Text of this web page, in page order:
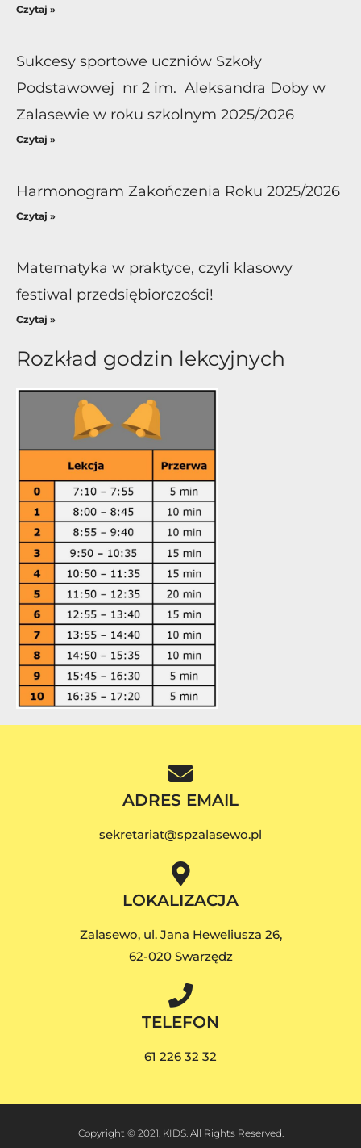
Czytaj »
Sukcesy sportowe uczniów Szkoły
Podstawowej nr 2 im. Aleksandra Doby w
Zalasewie w roku szkolnym 2025/2026
Czytaj »
Harmonogram Zakończenia Roku 2025/2026
Czytaj »
Matematyka w praktyce, czyli klasowy
festiwal przedsiębiorczości!
Czytaj »
Rozkład godzin lekcyjnych
ADRES EMAIL
sekretariat@spzalasewo.pl
LOKALIZACJA
Zalasewo, ul. Jana Heweliusza 26,
62-020 Swarzędz
TELEFON
61 226 32 32
Copyright © 2021, KIDS. All Rights Reserved.